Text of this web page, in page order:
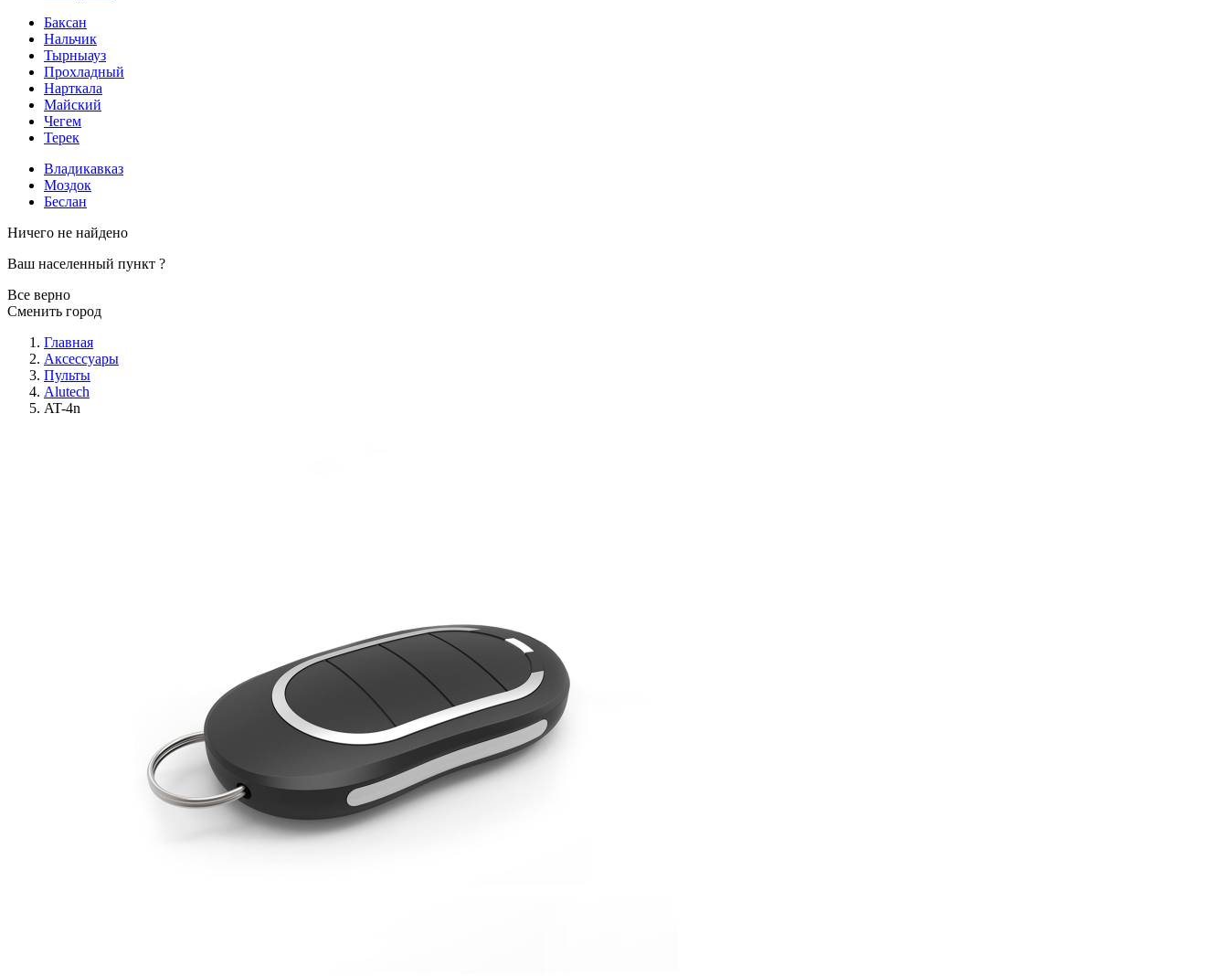
Баксан
Нальчик
Тырныауз
Прохладный
Нарткала
Майский
Чегем
Терек
Владикавказ
Моздок
Беслан
Ничего не найдено
Ваш населенный пункт ?
Все верно
Сменить город
Главная
Аксессуары
Пульты
Alutech
AT-4n